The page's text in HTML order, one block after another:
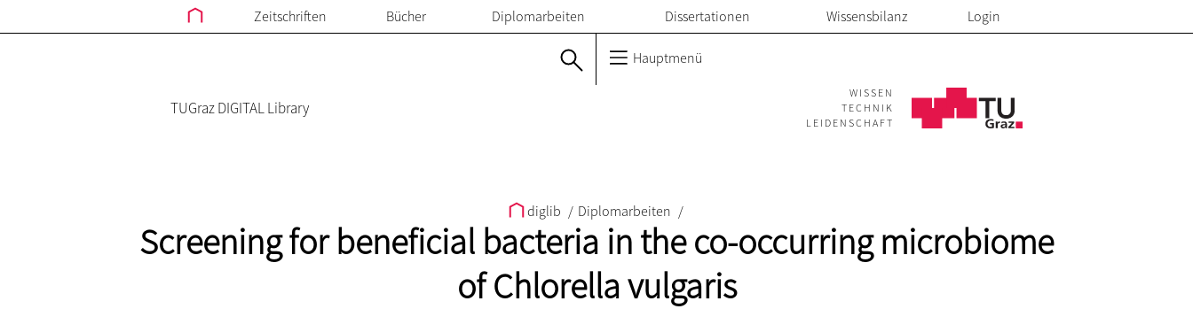
Zeitschriften Bücher Diplomarbeiten Dissertationen Wissensbilanz Login
Hauptmenü
TUGraz DIGITAL Library
WISSEN
TECHNIK
LEIDENSCHAFT
diglib / Diplomarbeiten /
Screening for beneficial bacteria in the co-occurring microbiome
of Chlorella vulgaris